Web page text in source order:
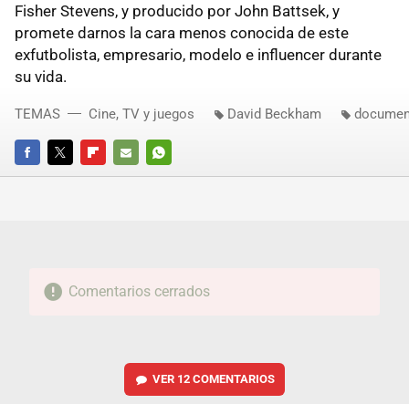
Fisher Stevens, y producido por John Battsek, y
promete darnos la cara menos conocida de este
exfutbolista, empresario, modelo e influencer durante
su vida.
FACEBOOKTWITTERFLIPBOARD
E-
WHATSAPP
TEMAS Cine, TV y juegos David Beckham
Comentarios cerrados
VER 12 COMENTARIOS